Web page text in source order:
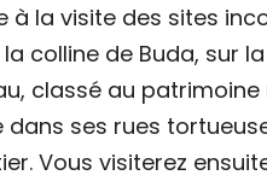
à la visite des sites
colline de Buda, sur
classé au patrimoine
ses rues
Vous visiterez